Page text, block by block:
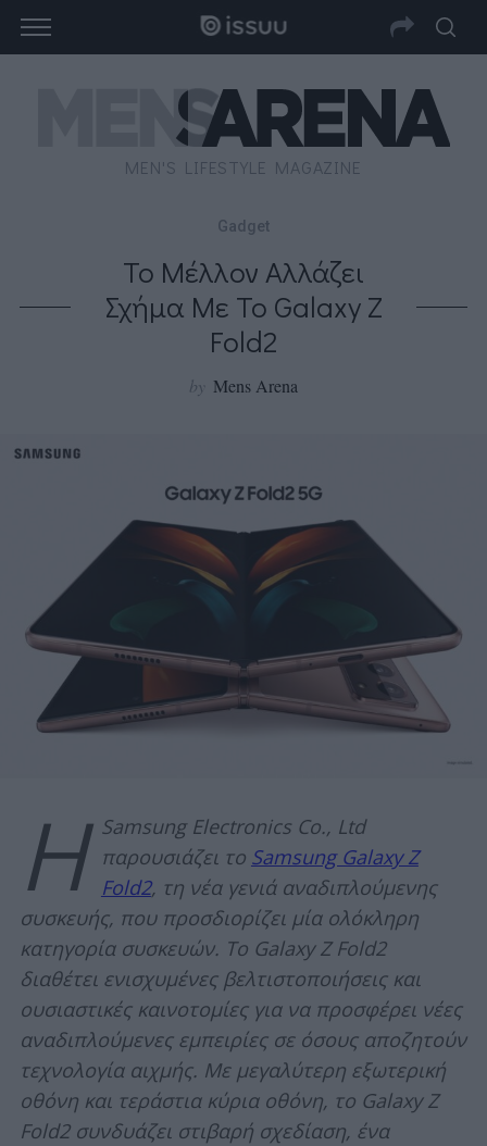
MEN'S LIFESTYLE MAGAZINE
Gadget
Το Μέλλον Αλλάζει
Σχήμα Με Το Galaxy Z
Fold2
by Mens Arena
Η
Samsung Electronics Co., Ltd
παρουσιάζει το Samsung Galaxy Z
Fold2, τη νέα γενιά αναδιπλούμενης
συσκευής, που προσδιορίζει μία ολόκληρη
κατηγορία συσκευών. Το Galaxy Z Fold2
διαθέτει ενισχυμένες βελτιστοποιήσεις και
ουσιαστικές καινοτομίες για να προσφέρει νέες
αναδιπλούμενες εμπειρίες σε όσους αποζητούν
τεχνολογία αιχμής. Με μεγαλύτερη εξωτερική
οθόνη και τεράστια κύρια οθόνη, το Galaxy Z
Fold2 συνδυάζει στιβαρή σχεδίαση, ένα